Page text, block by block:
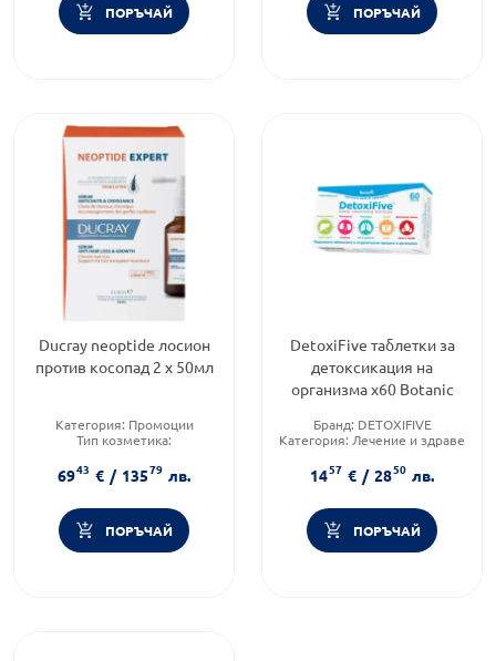
ПОРЪЧАЙ ПОРЪЧАЙ
Ducray neoptide лосион
против косопад 2 х 50мл
Категория: Промоции
Тип козметика:
Форма на продукта: лосион
6943 € / 13579 лв.
ПОРЪЧАЙ
DetoxiFive таблетки за
детоксикация на
организма x60 Botanic
Бранд: DETOXIFIVE
Категория: Лечение и здраве
1457 € / 2850 лв.
ПОРЪЧАЙ